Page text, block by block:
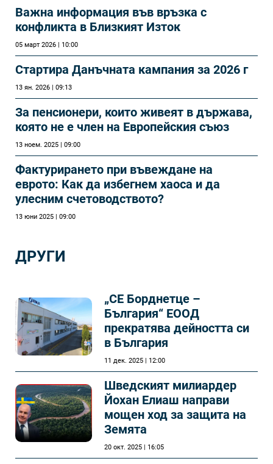
Важна информация във връзка с
конфликта в Близкият Изток
05 март 2026 | 10:00
Стартира Данъчната кампания за 2026 г
13 ян. 2026 | 09:13
За пенсионери, които живеят в държава,
която не е член на Европейския съюз
13 ноем. 2025 | 09:00
Фактурирането при въвеждане на
еврото: Как да избегнем хаоса и да
улесним счетоводството?
13 юни 2025 | 09:00
ДРУГИ
„СЕ Борднетце –
България“ ЕООД
прекратява дейността си
в България
11 дек. 2025 | 12:00
Шведският милиардер
Йохан Елиаш направи
мощен ход за защита на
Земята
20 окт. 2025 | 16:05